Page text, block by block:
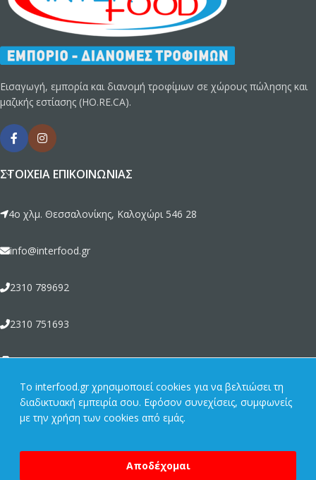
Εισαγωγή, εμπορία και διανομή τροφίμων σε χώρους πώλησης και
μαζικής εστίασης (HO.RE.CA).
ΣΤΟΙΧΕΊΑ ΕΠΙΚΟΙΝΩΝΊΑΣ
4ο χλμ. Θεσσαλονίκης, Καλοχώρι 546 28
info@interfood.gr
2310 789692
2310 751693
2310 789464
ΣΧΕΤΙΚΆ ΜΕ ΕΜΆΣ
Ο.Ε. | All rights reserved. | Powered by
To interfood.gr χρησιμοποιεί cookies για να βελτιώσει τη
διαδικτυακή εμπειρία σου. Εφόσον συνεχίσεις, συμφωνείς
με την χρήση των cookies από εμάς.
Αποδέχομαι